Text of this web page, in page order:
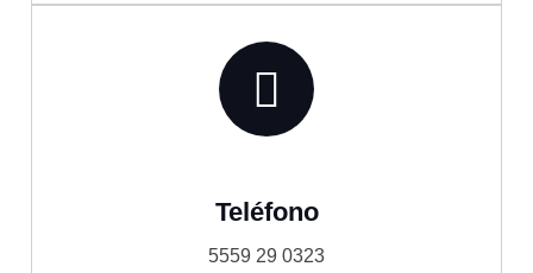
Teléfono
5559 29 0323